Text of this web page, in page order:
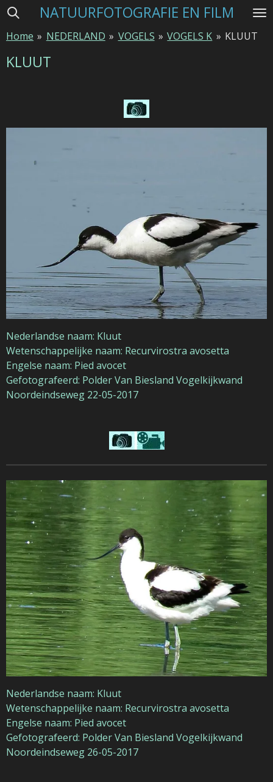
Ga
naar
de
NATUURFOTOGRAFIE EN FILM
Home » NEDERLAND » VOGELS » VOGELS K » KLUUT
KLUUT
Nederlandse naam: Kluut
Wetenschappelijke naam: Recurvirostra avosetta
Engelse naam: Pied avocet
Gefotografeerd: Polder Van Biesland Vogelkijkwand
Noordeindseweg 22-05-2017
Nederlandse naam: Kluut
Wetenschappelijke naam: Recurvirostra avosetta
Engelse naam: Pied avocet
Gefotografeerd: Polder Van Biesland Vogelkijkwand
Noordeindseweg 26-05-2017